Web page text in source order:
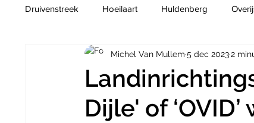
Druivenstreek Hoeilaart Huldenberg
Dijle' of
Michel Van Mullem 5 dec 20232